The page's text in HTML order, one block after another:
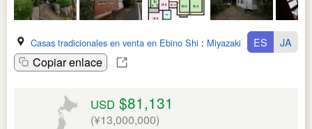
Casas tradicionales en venta en Ebino Shi : Miyazaki Ken
Copiar enlace
ES JA
USD $81,131
(¥13,000,000)